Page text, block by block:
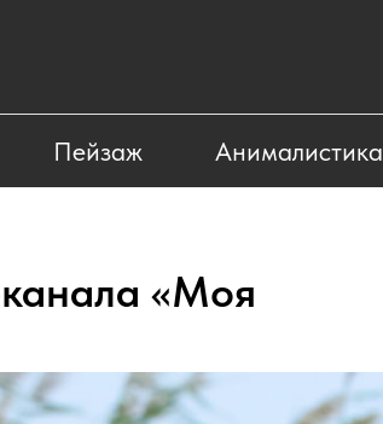
Пейзаж Анималистика
«Моя